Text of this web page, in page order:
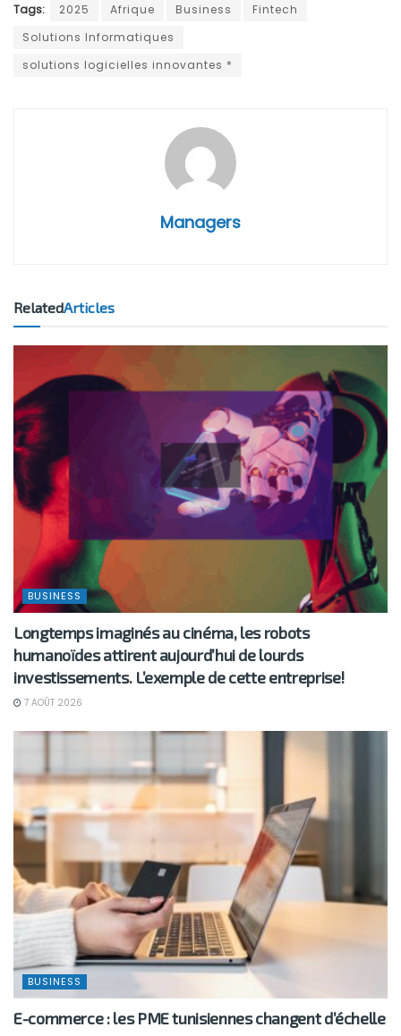
Tags: 2025 Afrique Business
Fintech
Solutions Informatiques
solutions logicielles innovantes *
Managers
RelatedArticles
BUSINESS
Longtemps imaginés au cinéma, les robots
humanoïdes attirent aujourd’hui de lourds
investissements. L’exemple de cette entreprise!
7 AOÛT 2026
BUSINESS
E-commerce : les PME tunisiennes changent d’échelle